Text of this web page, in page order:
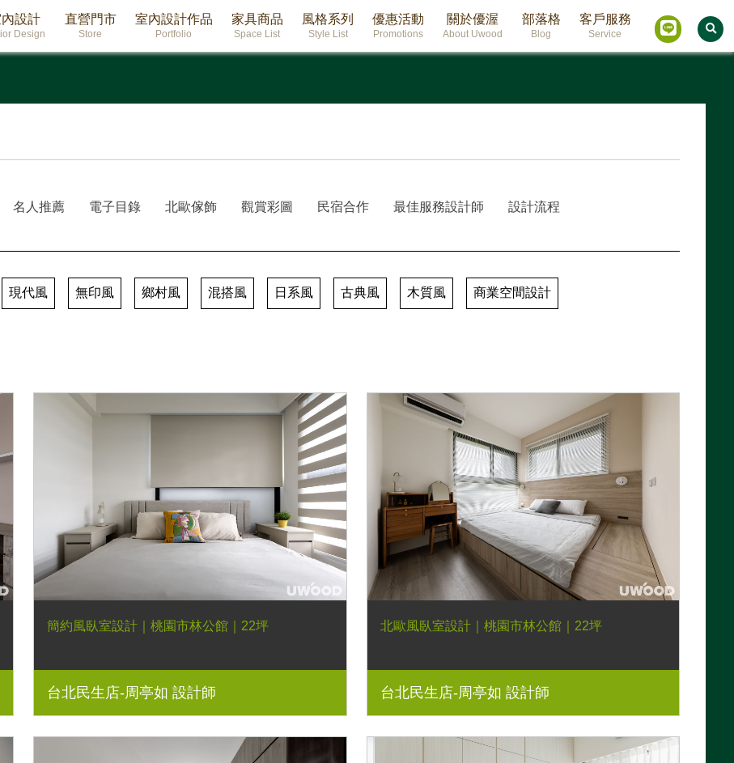
設計
Design
直營門市
Store
室內設計作品
Portfolio
家具商品
Space List
風格系列
Style List
優惠活動
Promotions
關於優渥
About Uwood
部落格
Blog
客戶服務
Service
名人推薦 電子目錄 北歐傢飾 觀賞彩圖 民宿合作 最佳服務設計師 設計流程
現代風 無印風 鄉村風 混搭風 日系風 古典風 木質風 商業空間設計
簡約風臥室設計｜桃園市林公館｜22坪
台北民生店-周亭如 設計師
北歐風臥室設計｜桃園市林公館｜22坪
台北民生店-周亭如 設計師